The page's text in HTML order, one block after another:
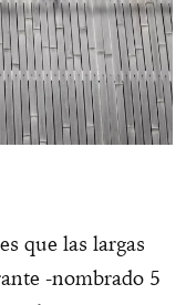
que las largas
-nombrado 5